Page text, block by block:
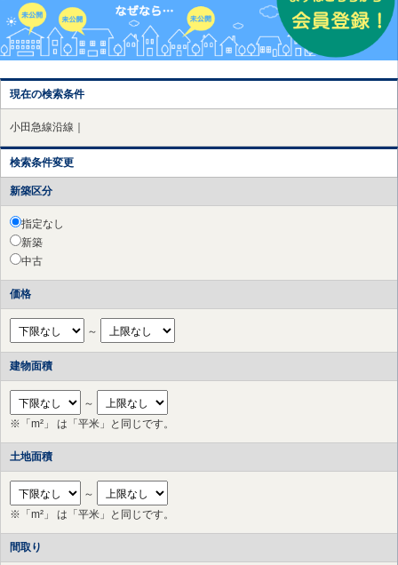
現在の検索条件
小田急線沿線｜
検索条件変更
新築区分
指定なし
新築
中古
価格
～
建物面積
～
※「m²」 は「平米」と同じです。
土地面積
～
※「m²」 は「平米」と同じです。
間取り